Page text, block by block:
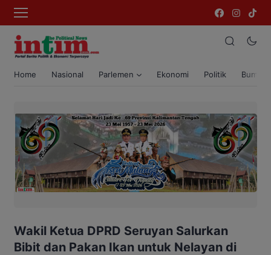
Home Nasional Parlemen Ekonomi Politik Bumi
Wakil Ketua DPRD Seruyan Salurkan
Bibit dan Pakan Ikan untuk Nelayan di